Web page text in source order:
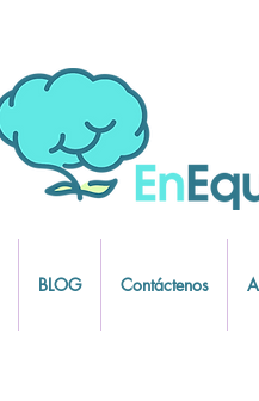
BLOG Contáctenos